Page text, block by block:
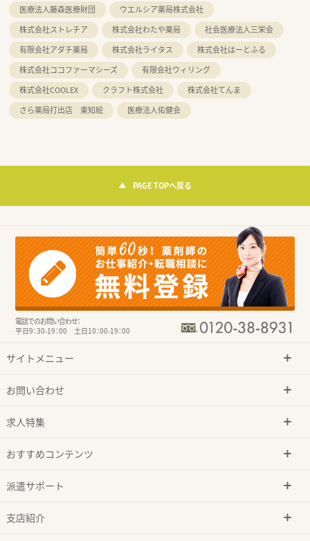
医療法人藤森医療財団
ウエルシア薬局株式会社
株式会社ストレチア
株式会社わたや薬局
社会医療法人三栄会
有限会社アダチ薬局
株式会社ライタス
株式会社はーとふる
株式会社ココファーマシーズ
有限会社ウィリング
株式会社COOLEX
クラフト株式会社
株式会社てんま
さら薬局打出店 東知絵
医療法人佑健会
PAGE TOPへ戻る
電話でのお問い合わせ：
平日9：30-19：00 土日10：00-19：00
サイトメニュー
お問い合わせ
求人特集
おすすめコンテンツ
派遣サポート
支店紹介